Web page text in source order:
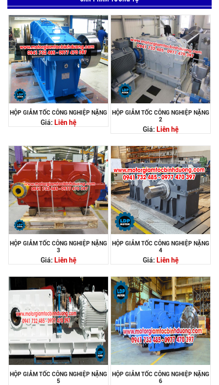
HỘP GIẢM TỐC CÔNG NGHIỆP NẶNG
Giá: Liên hệ
HỘP GIẢM TỐC CÔNG NGHIỆP NẶNG
2
Giá: Liên hệ
HỘP GIẢM TỐC CÔNG NGHIỆP NẶNG
3
Giá: Liên hệ
HỘP GIẢM TỐC CÔNG NGHIỆP NẶNG
4
Giá: Liên hệ
HỘP GIẢM TỐC CÔNG NGHIỆP NẶNG
5
HỘP GIẢM TỐC CÔNG NGHIỆP NẶNG
6